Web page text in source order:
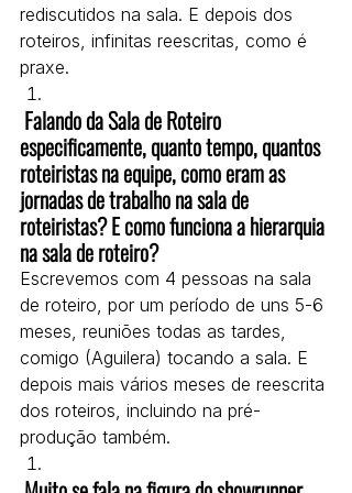
rediscutidos na sala. E depois dos
roteiros, infinitas reescritas, como é
praxe.
especificamente, quanto tempo, quantos
roteiristas na equipe, como eram as
jornadas de trabalho na sala de
roteiristas? E como funciona a hierarquia
na sala de roteiro?
Escrevemos com 4 pessoas na sala
de roteiro, por um período de uns 5-6
meses, reuniões todas as tardes,
comigo (Aguilera) tocando a sala. E
depois mais vários meses de reescrita
dos roteiros, incluindo na pré-
produção também.